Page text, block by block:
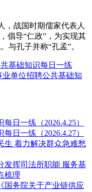
战国时期儒家代表人
倡导“仁政”，为实现其
与孔子并称“孔孟”。
基础知识每日一练
单位招聘公共基础知
日一练（2026.4.25）
日一练（2026.4.27）
生 着力解决群众急难愁
发挥司法所职能 服务基
梳理
国务院关于产业链供应